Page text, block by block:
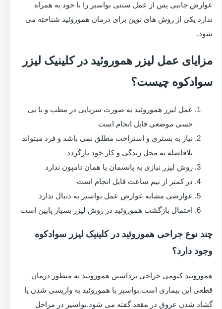
عوارض جانبی پس از عمل سنتی بواسیر را با خود به همراه
ندارد یکی از روش های نوین برای درمان هموروئید شناخته می
شود.
مزایای عمل لیزر هموروئید در کلینیک لیزر
سوادکوه چیست؟
عمل لیزر هموروئید به صورت سرپایی در مطب و با بی
حسی موضعی قابل انجام است
نیاز به بستری و استراحت مطلق نمی باشد و فرد میتواند
بلافاصله به محل زندگی و کار خود بازگردد
روش لیزر نیازی به پانسمان یا همان تامپون ندارد
در کمتر از نیم ساعت قابل انجام است
عوارضی مشابه عوارض عمل بواسیر به دنبال ندارد
احتمال بازگشت هموروئید در روش لیزر بسیار پایین است
چند نوع جراحی هموروئید در کلینیک لیزر سوادکوه
وجود دارد؟
هموروئید کتومی جراحی برداشتن هموروئید به منظور درمان
قطعی این بیماری است.بواسیر یا هموروئید به واریسی شدن یا
گشاد شدن عروق در مقعد گفته می شود.بواسیر در مراحل